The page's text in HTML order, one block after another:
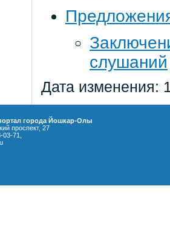
слушаний
Дата изменения:
города Йошкар-Олы
проспект, 27
71,